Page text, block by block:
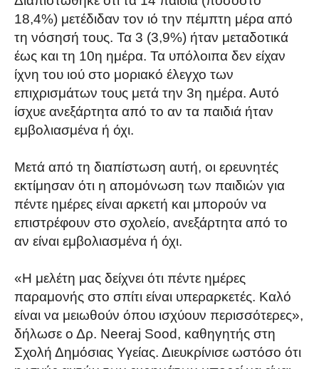
18,4%) μετέδιδαν τον ιό την πέμπτη μέρα από
τη νόσησή τους. Τα 3 (3,9%) ήταν μεταδοτικά
έως και τη 10η ημέρα. Τα υπόλοιπα δεν είχαν
ίχνη του ιού στο μοριακό έλεγχο των
επιχρισμάτων τους μετά την 3η ημέρα. Αυτό
ίσχυε ανεξάρτητα από το αν τα παιδιά ήταν
εμβολιασμένα ή όχι.
Μετά από τη διαπίστωση αυτή, οι ερευνητές
εκτίμησαν ότι η απομόνωση των παιδιών για
πέντε ημέρες είναι αρκετή και μπορούν να
επιστρέφουν στο σχολείο, ανεξάρτητα από το
αν είναι εμβολιασμένα ή όχι.
«Η μελέτη μας δείχνει ότι πέντε ημέρες
παραμονής στο σπίτι είναι υπεραρκετές. Καλό
είναι να μειωθούν όπου ισχύουν περισσότερες»,
δήλωσε ο Δρ. Neeraj Sood, καθηγητής στη
Σχολή Δημόσιας Υγείας. Διευκρίνισε ωστόσο ότι